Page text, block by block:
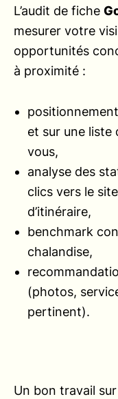
L’audit de fiche
mesurer votre
opportunités
à proximité :
et sur une liste
vous,
analyse des
clics vers le
d’itinéraire,
benchmark
chalandise,
(photos,
pertinent).
Un bon travail